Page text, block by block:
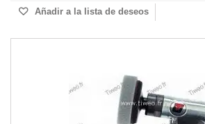
Añadir a la lista de deseos